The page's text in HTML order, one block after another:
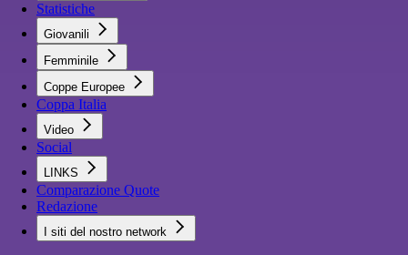
Statistiche
Giovanili
Femminile
Coppe Europee
Coppa Italia
Video
Social
LINKS
Comparazione Quote
Redazione
I siti del nostro network